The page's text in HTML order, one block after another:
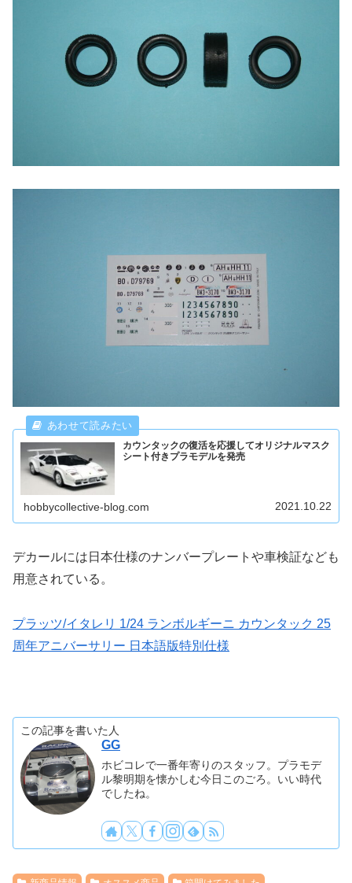
カウンタックの復活を応援してオリジナルマスク
シート付きプラモデルを発売
hobbycollective-blog.com 2021.10.22
デカールには日本仕様のナンバープレートや車検証なども
用意されている。
プラッツ/イタレリ 1/24 ランボルギーニ カウンタック 25
周年アニバーサリー 日本語版特別仕様
この記事を書いた人
GG
ホビコレで一番年寄りのスタッフ。プラモデ
ル黎明期を懐かしむ今日このごろ。いい時代
でしたね。